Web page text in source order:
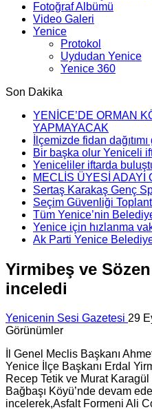
Fotoğraf Albümü
Video Galeri
Yenice
Protokol
Uydudan Yenice
Yenice 360
Son Dakika
YENİCE’DE ORMAN
YAPMAYACAK
İlçemizde fidan
Bir başka olur Yeniceli
Yeniceliler iftarda
MECLİS ÜYESİ ADAYI
Sertaş Karakaş Genç
Seçim Güvenliği
Tüm Yenice’nin
Yenice için hızlanma
Ak Parti Yenice
Yirmibeş ve Sözen
inceledi
Yenicenin Sesi Gazetesi 29
Görünümler
İl Genel Meclis Başkanı
Yenice İlçe Başkanı Erdal
Recep Tetik ve Murat
Bağbaşı Köyü’nde devam
incelerek,Asfalt Formeni Ali